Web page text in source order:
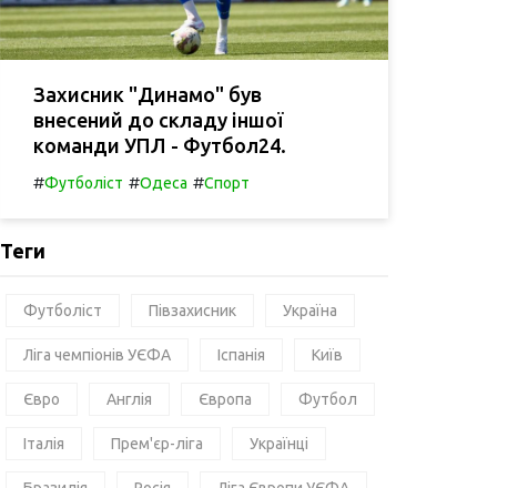
Захисник "Динамо" був
внесений до складу іншої
команди УПЛ - Футбол24.
#Футболіст #Одеса #Спорт
Теги
Футболіст Півзахисник Україна
Ліга чемпіонів УЄФА Іспанія Київ
Євро Англія Європа Футбол
Італія Прем'єр-ліга Українці